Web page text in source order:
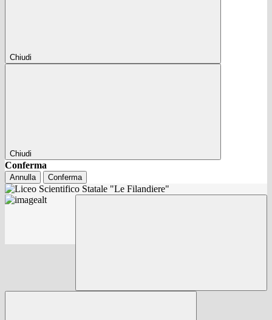
Chiudi
Chiudi
Conferma
Annulla Conferma